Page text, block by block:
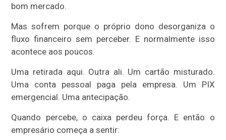
bom mercado.
Mas sofrem porque o próprio dono desorganiza o
fluxo financeiro sem perceber. E normalmente isso
acontece aos poucos.
Uma retirada aqui. Outra ali. Um cartão misturado.
Uma conta pessoal paga pela empresa. Um PIX
emergencial. Uma antecipação.
Quando percebe, o caixa perdeu força. E então o
empresário começa a sentir: